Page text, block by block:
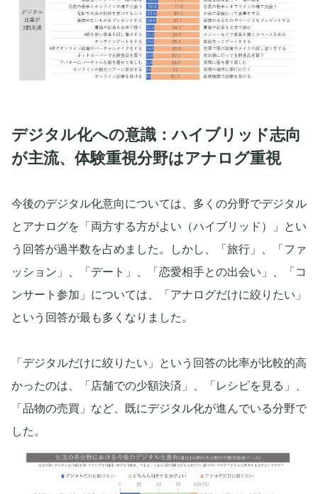
デジタル化への意識：ハイブリッド志向
が主流、体験重視分野はアナログ重視
今後のデジタル化意向については、多くの分野でデジタル
とアナログを「両方する方がよい（ハイブリッド）」とい
う回答が過半数を占めました。しかし、「旅行」、「ファ
ッション」、「デート」、「恋愛相手との出会い」、「コ
ンサート参加」については、「アナログだけに絞りたい」
という回答が最も多くなりました。
「デジタルだけに絞りたい」という回答の比率が比較的高
かったのは、「店舗での少額決済」、「レシピを見る」、
「品物の売買」など、既にデジタル化が進んでいる分野で
した。